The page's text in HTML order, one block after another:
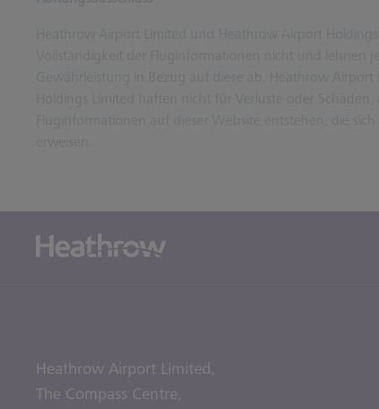
Heathrow Airport Limited,
The Compass Centre,